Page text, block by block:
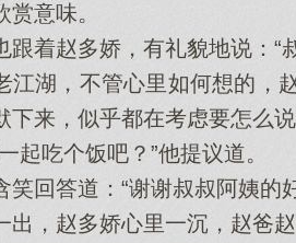
意味。
着赵多娇，有礼貌地说：“
湖，不管心里如何想的，赵
下来，似乎都在考虑要怎么
吃个饭吧？”他提议道。
回答道：“谢谢叔叔阿姨的
赵多娇心里一沉，赵爸赵